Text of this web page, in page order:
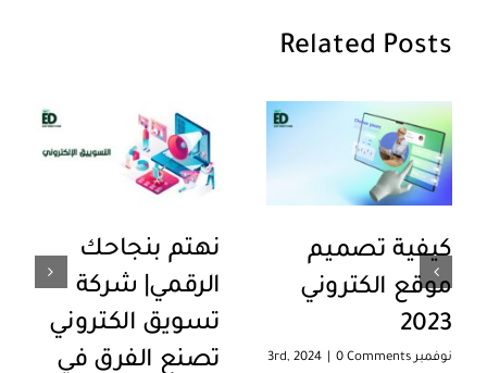
Related Posts
كيفية تصميم
موقع الكتروني
2023
نوفمبر 3rd, 20240 Comments
نهتم بنجاحك
الرقمي| شركة
تسويق الكتروني
تصنع الفرق في